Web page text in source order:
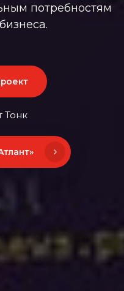
потребностям
Тонк